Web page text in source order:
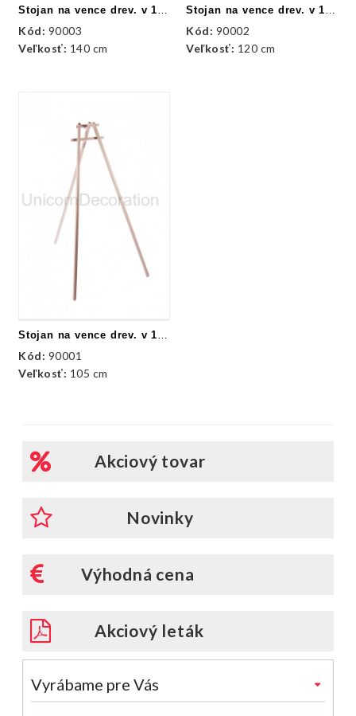
Stojan na vence drev. v 140 cm
Kód: 90003
Veľkosť: 140 cm
Stojan na vence drev. v 120 cm
Kód: 90002
Veľkosť: 120 cm
Stojan na vence drev. v 105 cm
Kód: 90001
Veľkosť: 105 cm
Akciový tovar
Novinky
Výhodná cena
Akciový leták
Vyrábame pre Vás